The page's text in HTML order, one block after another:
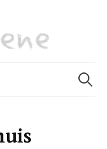
Zoeken
naar: